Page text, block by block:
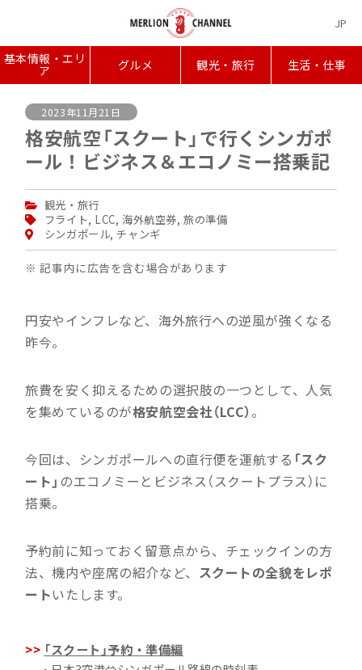
JP
基本情報・エリ
ア グルメ 観光・旅行 生活・仕事
2023年11月21日
格安航空「スクート」で行くシンガポ
ール！ビジネス＆エコノミー搭乗記
観光・旅行
フライト, LCC, 海外航空券,旅の準備
シンガポール,チャンギ
※ 記事内に広告を含む場合があります
円安やインフレなど、海外旅行への逆風が強くなる
昨今。
旅費を安く抑えるための選択肢の一つとして、人気
を集めているのが格安航空会社（LCC） 。
今回は、シンガポールへの直行便を運航する 「スク
ート」 のエコノミーとビジネス（スクートプラス）に
搭乗。
予約前に知っておく留意点から、チェックインの方
法、機内や座席の紹介など、 スクートの全貌をレポ
ートいたします。
「スクート」予約・準備編